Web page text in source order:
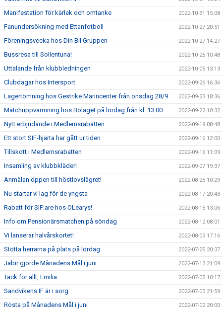
Manifestation för kärlek och omtanke 2022-10-31 15:08
Fanundersökning med Ettanfotboll 2022-10-27 20:51
Föreningsvecka hos Din Bil Gruppen 2022-10-27 14:27
Bussresa till Sollentuna! 2022-10-25 10:48
Uttalande från klubbledningen 2022-10-05 13:13
Clubdagar hos Intersport 2022-09-26 16:36
Lagertömning hos Gestrike Marincenter från onsdag 28/9 2022-09-23 18:36
Matchuppvärmning hos Bolaget på lördag från kl. 13:00 2022-09-22 10:32
Nytt erbjudande i Medlemsrabatten 2022-09-19 08:48
Ett stort SIF-hjärta har gått ur tiden 2022-09-16 12:00
Tillskott i Medlemsrabatten 2022-09-16 11:09
Insamling av klubbkläder! 2022-09-07 19:37
Anmälan öppen till höstlovslägret! 2022-08-25 10:29
Nu startar vi lag för de yngsta 2022-08-17 20:43
Rabatt för SIF:are hos OLearys! 2022-08-15 13:06
Info om Pensionärsmatchen på söndag 2022-08-12 08:01
Vi lanserar halvårskortet! 2022-08-03 17:16
Stötta herrarna på plats på lördag 2022-07-25 20:37
Jabir gjorde Månadens Mål i juni 2022-07-13 21:09
Tack för allt, Emilia 2022-07-05 10:17
Sandvikens IF är i sorg 2022-07-03 21:59
Rösta på Månadens Mål i juni 2022-07-02 20:00